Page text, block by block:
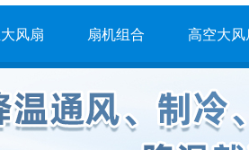
风扇 扇机组合 高空大风